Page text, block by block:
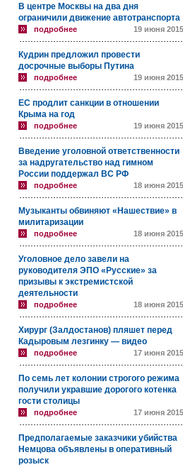
В центре Москвы на два дня
ограничили движение автотранспорта
подробнее 19 июня 2015
Кудрин предложил провести
досрочные выборы Путина
подробнее 19 июня 2015
ЕС продлит санкции в отношении
Крыма на год
подробнее 19 июня 2015
Введение уголовной ответственности
за надругательство над гимном
России поддержал ВС РФ
подробнее 18 июня 2015
Музыканты обвиняют «Нашествие» в
милитаризации
подробнее 18 июня 2015
Уголовное дело завели на
руководителя ЭПО «Русские» за
призывы к экстремистской
деятельности
подробнее 18 июня 2015
Хирург (Залдостанов) пляшет перед
Кадыровым лезгинку — видео
подробнее 17 июня 2015
По семь лет колонии строгого режима
получили укравшие дорогого котенка
гости столицы
подробнее 17 июня 2015
Предполагаемые заказчики убийства
Немцова объявлены в оперативный
розыск